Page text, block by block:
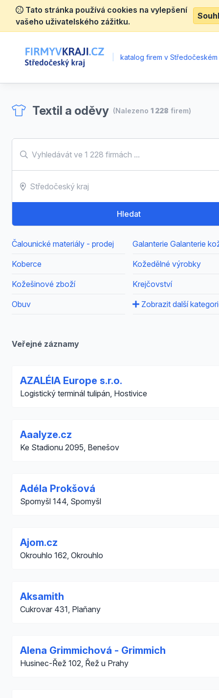
Tato stránka používá cookies na vylepšení
vašeho uživatelského zážitku.
katalog firem v Středočeském
Textil a oděvy (Nalezeno 1 228 firem)
Hledat
Čalounické materiály - prodej Galanterie Galanterie
Koberce Kožedělné výrobky
Kožešinové zboží Krejčovství
Obuv Zobrazit další
Veřejné záznamy
AZALÉIA Europe s.r.o.
Logistický terminál tulipán, Hostivice
Aaalyze.cz
Ke Stadionu 2095, Benešov
Adéla Prokšová
Spomyšl 144, Spomyšl
Ajom.cz
Okrouhlo 162, Okrouhlo
Aksamith
Cukrovar 431, Plaňany
Alena Grimmichová - Grimmich
Husinec-Řež 102, Řež u Prahy